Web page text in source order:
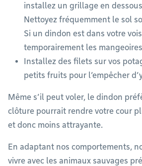
installez un grillage en
Nettoyez fréquemment le sol
Si un dindon est dans votre
temporairement les
Installez des filets sur vos
petits fruits pour l’empêcher
Même s’il peut voler, le dindon
clôture pourrait rendre votre cour
et donc moins attrayante.
En adaptant nos comportements,
vivre avec les animaux sauvages